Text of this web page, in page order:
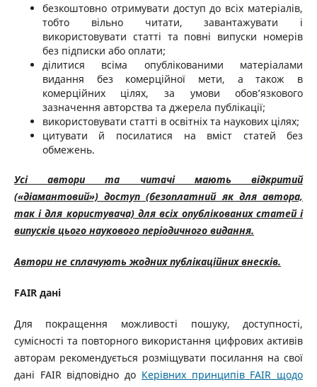
безкоштовно отримувати доступ до всіх матеріалів,
тобто вільно читати, завантажувати і
використовувати статті та повні випуски номерів
без підписки або оплати;
ділитися всіма опублікованими матеріалами
видання без комерційної мети, а також в
комерційних цілях, за умови обов’язкового
зазначення авторства та джерела публікації;
використовувати статті в освітніх та наукових цілях;
цитувати й посилатися на вміст статей без
обмежень.
Усі автори та читачі мають відкритий
(«діамантовий») доступ (безоплатний як для автора,
так і для користувача) для всіх опублікованих статей і
випусків цього наукового періодичного видання.
Автори не сплачують жодних публікаційних внесків.
FAIR дані
Для покращення можливості пошуку, доступності,
сумісності та повторного використання цифрових активів
авторам рекомендується розміщувати посилання на свої
дані FAIR відповідно до Керівних принципів FAIR щодо